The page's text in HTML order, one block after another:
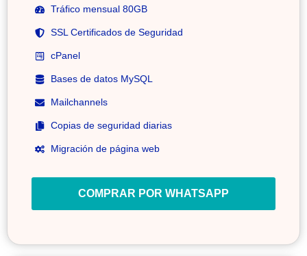
Tráfico mensual 80GB
SSL Certificados de Seguridad
cPanel
Bases de datos MySQL
Mailchannels
Copias de seguridad diarias
Migración de página web
COMPRAR POR WHATSAPP